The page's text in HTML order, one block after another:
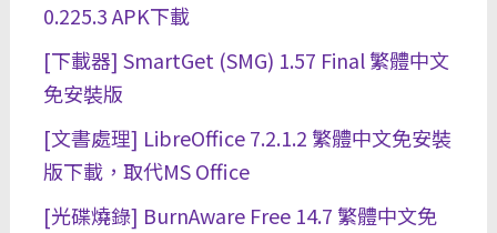
0.225.3 APK下載
[下載器] SmartGet (SMG) 1.57 Final 繁體中文
免安裝版
[文書處理] LibreOffice 7.2.1.2 繁體中文免安裝
版下載，取代MS Office
[光碟燒錄] BurnAware Free 14.7 繁體中文免